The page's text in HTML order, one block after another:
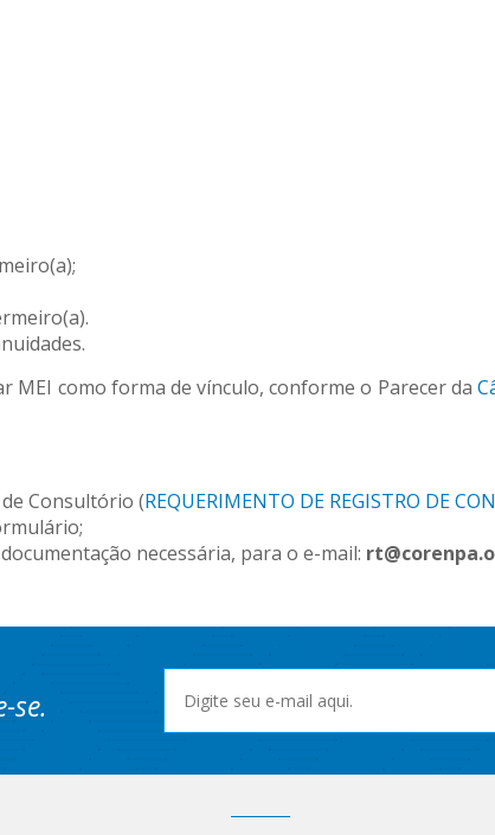
MEI como forma de vínculo, conforme o Parecer da
Consultório (REQUERIMENTO DE REGISTRO DE
necessária, para o e-mail:
se.